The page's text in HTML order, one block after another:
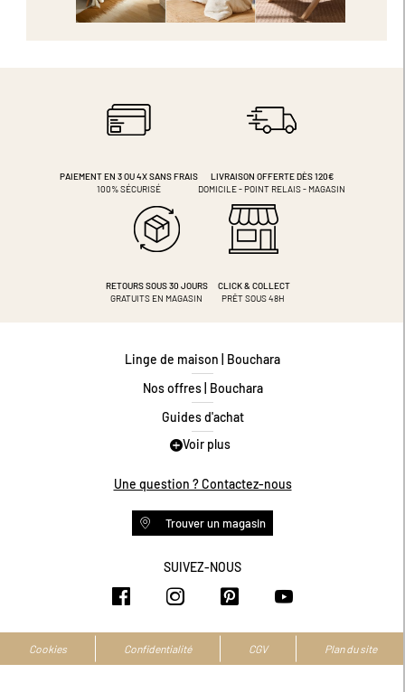
PAIEMENT EN 3 OU 4XSANS FRAIS
100% SÉCURISÉ
LIVRAISON OFFERTE DÈS 120€
DOMICILE - POINT RELAIS - MAGASIN
RETOURS SOUS 30 JOURS
GRATUITS EN MAGASIN
CLICK & COLLECT
PRÊT SOUS 48H
Linge de maison | Bouchara
Nos offres | Bouchara
Guides d'achat
Guide des tailles
Programme de fidélité
Conditions des offres
Livraison et retours
Accessibilité numérique
Voir plus
Une question ? Contactez-nous
Trouver un magasin
SUIVEZ-NOUS
https://www.facebook.com/
https://https://
Cookies Confidentialité CGV Plan du site